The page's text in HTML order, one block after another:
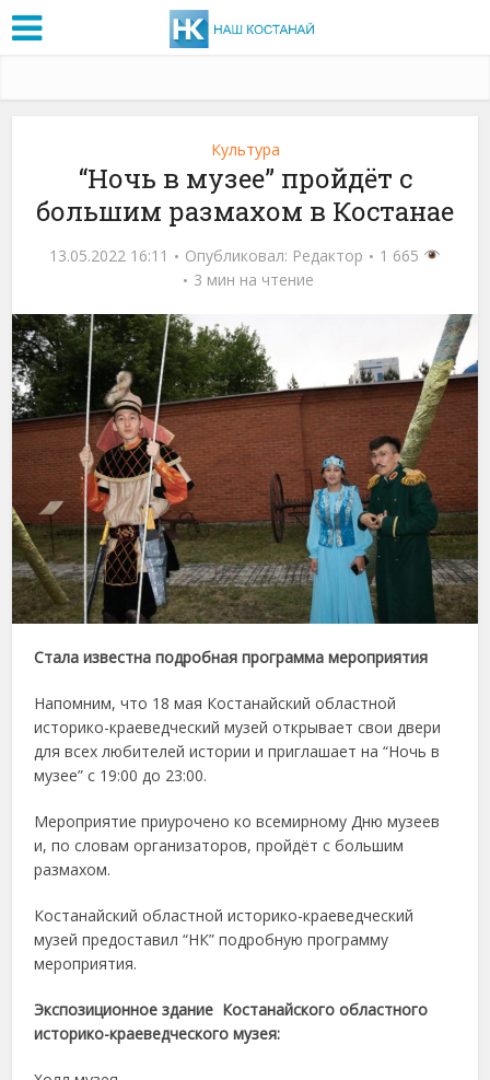
Культура
“Ночь в музее” пройдёт с
большим размахом в Костанае
13.05.2022 16:11 Опубликовал: Редактор
1 665
3 мин на чтение
Стала известна подробная программа мероприятия
Напомним, что 18 мая Костанайский областной
историко-краеведческий музей открывает свои двери
для всех любителей истории и приглашает на “Ночь в
музее” с 19:00 до 23:00.
Мероприятие приурочено ко всемирному Дню музеев
и, по словам организаторов, пройдёт с большим
размахом.
Костанайский областной историко-краеведческий
музей предоставил “НК” подробную программу
мероприятия.
Экспозиционное здание Костанайского областного
историко-краеведческого музея: